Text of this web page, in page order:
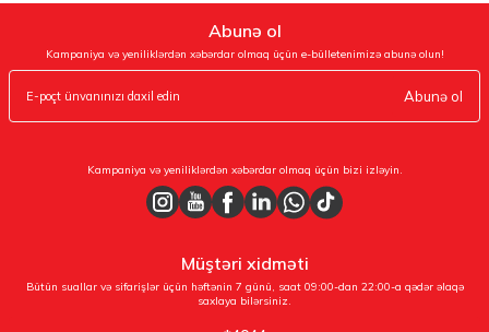
Abunə ol
Kampaniya və yeniliklərdən xəbərdar olmaq üçün e-bülletenimizə abunə olun!
Abunə ol
Kampaniya və yeniliklərdən xəbərdar olmaq üçün bizi izləyin.
Müştəri xidməti
Bütün suallar və sifarişlər üçün həftənin 7 günü, saat 09:00-dan 22:00-a qədər əlaqə
saxlaya bilərsiniz.